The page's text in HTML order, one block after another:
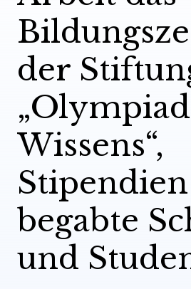
der
Wissens“,
begabte
und